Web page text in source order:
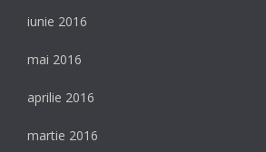
iunie 2016
mai 2016
aprilie 2016
martie 2016